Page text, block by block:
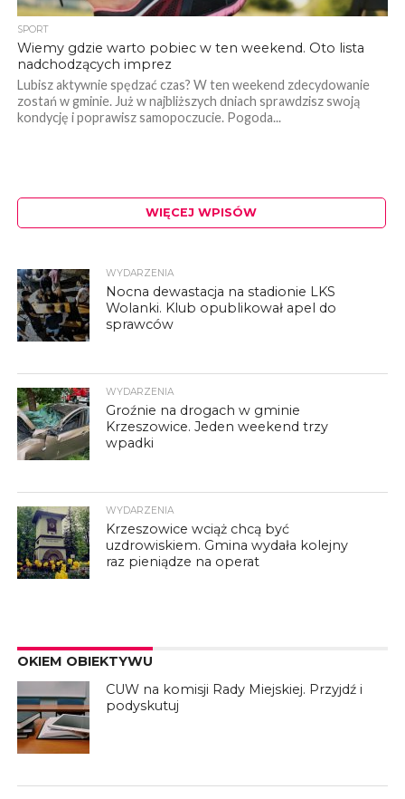
SPORT
Wiemy gdzie warto pobiec w ten weekend. Oto lista
nadchodzących imprez
Lubisz aktywnie spędzać czas? W ten weekend zdecydowanie
zostań w gminie. Już w najbliższych dniach sprawdzisz swoją
kondycję i poprawisz samopoczucie. Pogoda...
WIĘCEJ WPISÓW
WYDARZENIA
Nocna dewastacja na stadionie LKS
Wolanki. Klub opublikował apel do
sprawców
WYDARZENIA
Groźnie na drogach w gminie
Krzeszowice. Jeden weekend trzy
wpadki
WYDARZENIA
Krzeszowice wciąż chcą być
uzdrowiskiem. Gmina wydała kolejny
raz pieniądze na operat
OKIEM OBIEKTYWU
CUW na komisji Rady Miejskiej. Przyjdź i
podyskutuj